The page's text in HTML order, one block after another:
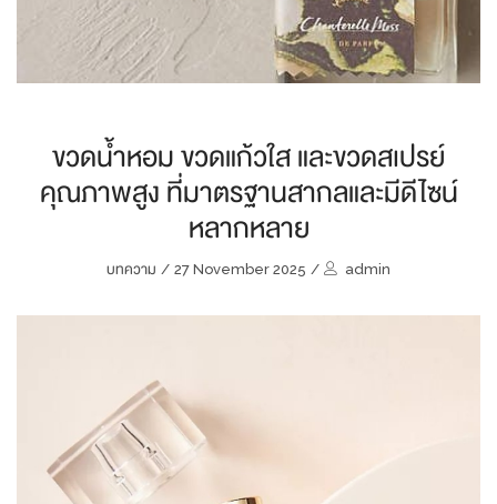
ขวดน้ำหอม ขวดแก้วใส และขวดสเปรย์
คุณภาพสูง ที่มาตรฐานสากลและมีดีไซน์
หลากหลาย
บทความ / 27 November 2025 / admin